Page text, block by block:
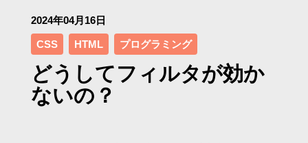
2024年04月16日
CSS HTML プログラミング
どうしてフィルタが効か
ないの？